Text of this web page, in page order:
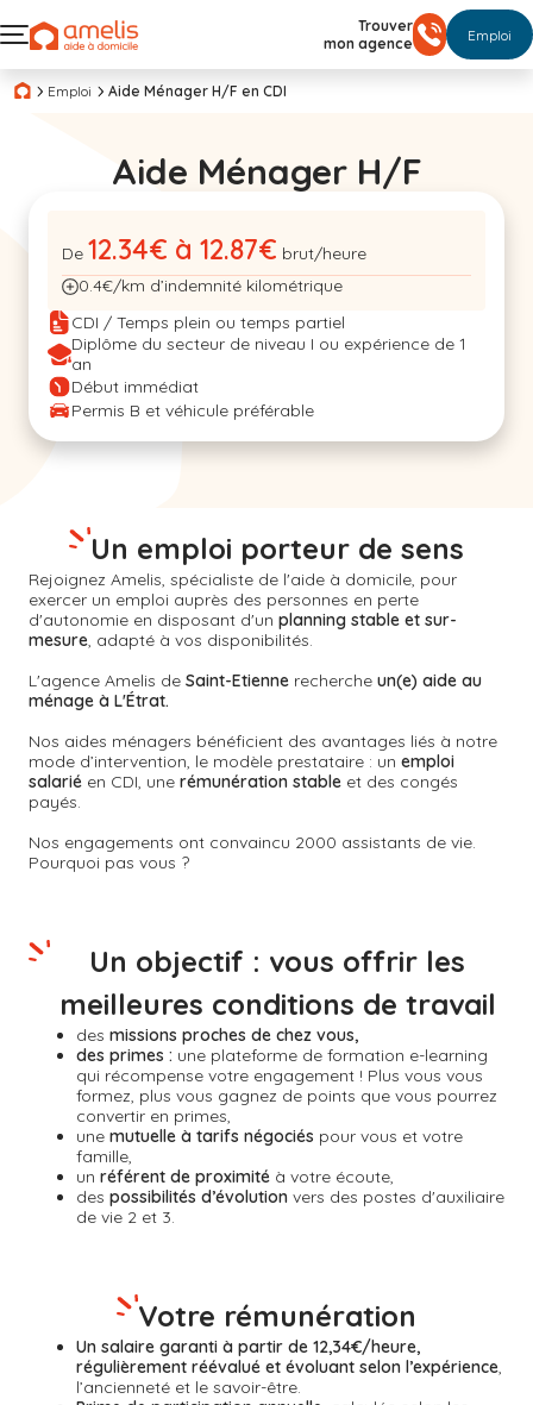
Trouver
mon agence
Emploi
Emploi Aide Ménager H/F en CDI
Aide Ménager H/F
De 12.34€ à 12.87€ brut/heure
0.4€/km d’indemnité kilométrique
CDI / Temps plein ou temps partiel
Diplôme du secteur de niveau I ou expérience de 1
an
Début immédiat
Permis B et véhicule préférable
Rejoignez Amelis, spécialiste de l'aide à domicile, pour
exercer un emploi auprès des personnes en perte
d'autonomie en disposant d'un planning stable et sur-
mesure, adapté à vos disponibilités.
L'agence Amelis de Saint-Etienne recherche un(e) aide au
ménage à L'Étrat.
Nos aides ménagers bénéficient des avantages liés à notre
mode d’intervention, le modèle prestataire : un emploi
salarié en CDI, une rémunération stable et des congés
payés.
Nos engagements ont convaincu 2000 assistants de vie.
Pourquoi pas vous ?
Un emploi porteur de sens
des missions proches de chez vous,
des primes : une plateforme de formation e-learning
qui récompense votre engagement ! Plus vous vous
formez, plus vous gagnez de points que vous pourrez
convertir en primes,
une mutuelle à tarifs négociés pour vous et votre
famille,
un référent de proximité à votre écoute,
des possibilités d’évolution vers des postes d'auxiliaire
de vie 2 et 3.
Un objectif : vous offrir les
meilleures conditions de travail
Un salaire garanti à partir de 12,34€/heure,
régulièrement réévalué et évoluant selon l’expérience,
l’ancienneté et le savoir-être.
Votre rémunération